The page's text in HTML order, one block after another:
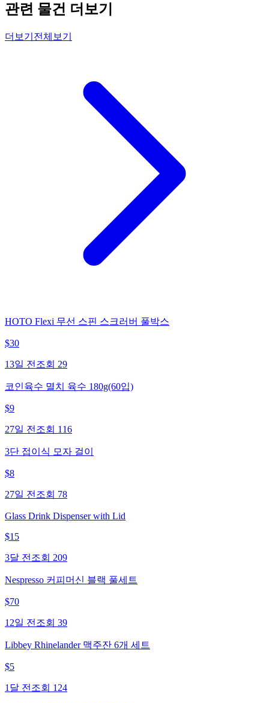
관련 물건 더보기
더보기 전체보기
HOTO Flexi 무선 스핀 스크러버 풀박스
$30
13일 전 조회 29
코인육수 멸치 육수 180g(60입)
$9
27일 전 조회 116
3단 접이식 모자 걸이
$8
27일 전 조회 78
Glass Drink Dispenser with Lid
$15
3달 전 조회 209
Nespresso 커피머신 블랙 풀세트
$70
12일 전 조회 39
Libbey Rhinelander 맥주잔 6개 세트
$5
1달 전 조회 124